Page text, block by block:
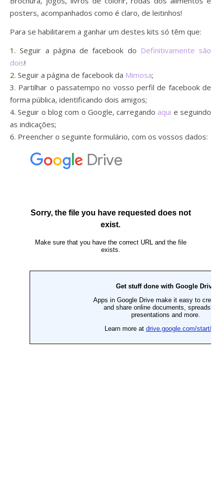
posters, acompanhados como é claro, de leitinhos!
Para se habilitarem a ganhar um destes kits só têm que:
1. Seguir a página de facebook do Definitivamente são
dois!
2. Seguir a página de facebook da Mimosa;
3. Partilhar o passatempo no vosso perfil de facebook de
forma pública, identificando dois amigos;
4. Seguir o blog com o Google, carregando aqui e seguindo
as indicações;
6. Preencher o seguinte formulário, com os vossos dados: